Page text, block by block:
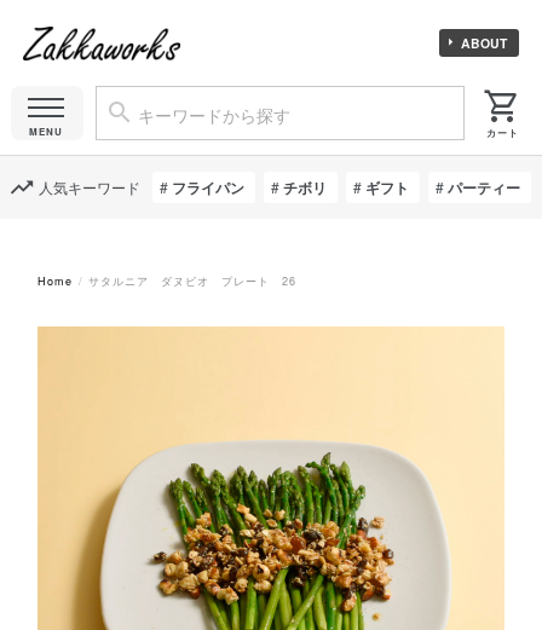
ABOUT
人気キーワード フライパン チボリ ギフト パーティー
Home サタルニア ダヌビオ プレート 26